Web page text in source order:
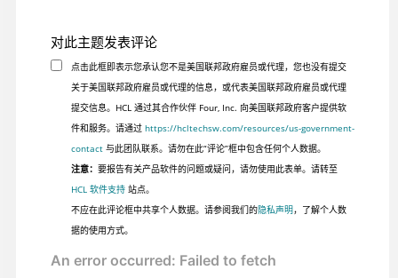
对此主题发表评论
点击此框即表示您承认您不是美国联邦政府雇员或代理，您也没有提交
关于美国联邦政府雇员或代理的信息，或代表美国联邦政府雇员或代理
提交信息。HCL 通过其合作伙伴 Four, Inc. 向美国联邦政府客户提供软
件和服务。请通过 https://hcltechsw.com/resources/us-government-
contact与此团队联系。请勿在此“评论”框中包含任何个人数据。
注意： 要报告有关产品软件的问题或疑问，请勿使用此表单。请转至
HCL 软件支持站点。
不应在此评论框中共享个人数据。请参阅我们的隐私声明，了解个人数
据的使用方式。